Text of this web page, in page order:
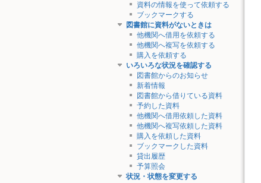
資料の情報を使って依頼する
ブックマークする
図書館に資料がないときは
他機関へ借用を依頼する
他機関へ複写を依頼する
購入を依頼する
いろいろな状況を確認する
図書館からのお知らせ
新着情報
図書館から借りている資料
予約した資料
他機関へ借用依頼した資料
他機関へ複写依頼した資料
購入を依頼した資料
ブックマークした資料
貸出履歴
予算照会
状況・状態を変更する